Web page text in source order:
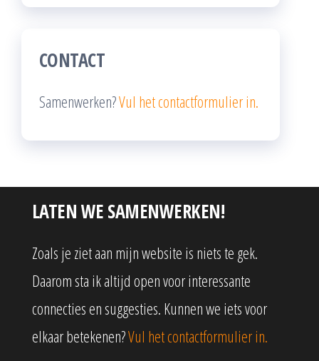
CONTACT
Samenwerken?Vul het contactformulier in.
LATEN WE SAMENWERKEN!
Zoals je ziet aan mijn website is niets te gek.
Daarom sta ik altijd open voor interessante
connecties en suggesties. Kunnen we iets voor
elkaar betekenen?Vul het contactformulier in.